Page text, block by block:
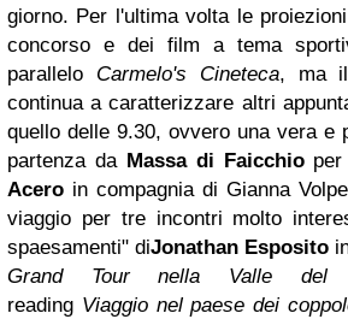
giorno. Per l'ultima volta le
concorso e dei film a tema
parallelo Carmelo's Cineteca, ma il
continua a caratterizzare altri
quello delle 9.30, ovvero una vera e
partenza da Massa di Faicchioper
Acero in compagnia di Gianna
viaggio per tre incontri molto
spaesamenti" diJonathan Esposito
Grand Tour nella Valle del
reading Viaggio nel paese dei